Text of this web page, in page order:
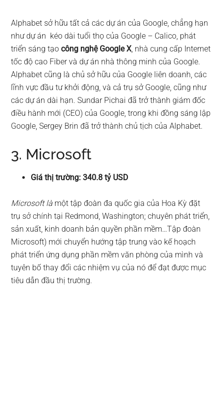
Alphabet sở hữu tất cả các dự án của Google, chẳng hạn
như dự án kéo dài tuổi thọ của Google – Calico, phát
triển sáng tạocông nghệ Google X, nhà cung cấp Internet
tốc độ cao Fiber và dự án nhà thông minh của Google.
Alphabet cũng là chủ sở hữu của Google liên doanh, các
lĩnh vực đầu tư khởi động, và cả trụ sở Google, cũng như
các dự án dài hạn. Sundar Pichai đã trở thành giám đốc
điều hành mới (CEO) của Google, trong khi đồng sáng lập
Google, Sergey Brin đã trở thành chủ tịch của Alphabet.
3. Microsoft
Giá thị trường: 340.8 tỷ USD
Microsoft là một tập đoàn đa quốc gia của Hoa Kỳ đặt
trụ sở chính tại Redmond, Washington; chuyên phát triển,
sản xuất, kinh doanh bản quyền phần mềm…Tập đoàn
Microsoft) mới chuyển hướng tập trung vào kế hoạch
phát triển ứng dụng phần mềm văn phòng của mình và
tuyên bố thay đổi các nhiệm vụ của nó để đạt được mục
tiêu dẫn đầu thị trường.